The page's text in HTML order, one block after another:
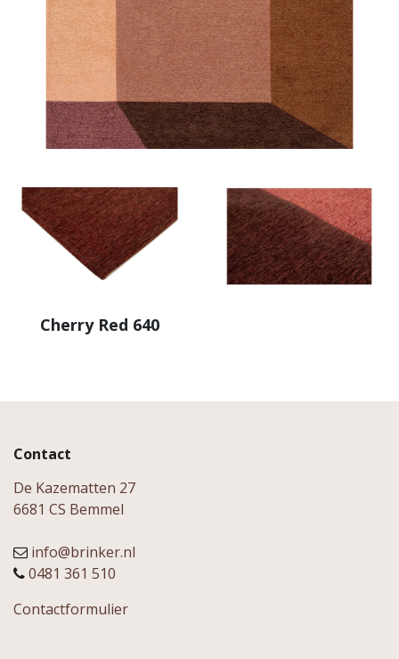
Cherry Red 640
Contact
De Kazematten 27
6681 CS Bemmel
info@brinker.nl
0481 361 510
Contactformulier